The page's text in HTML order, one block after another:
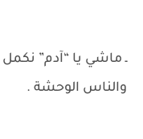
ـ ماشي يا “آدم” نكمل
والناس الوحشة .